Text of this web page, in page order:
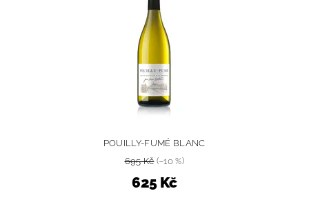
POUILLY-FUMÉ BLANC
695 Kč(–10 %)
625 Kč